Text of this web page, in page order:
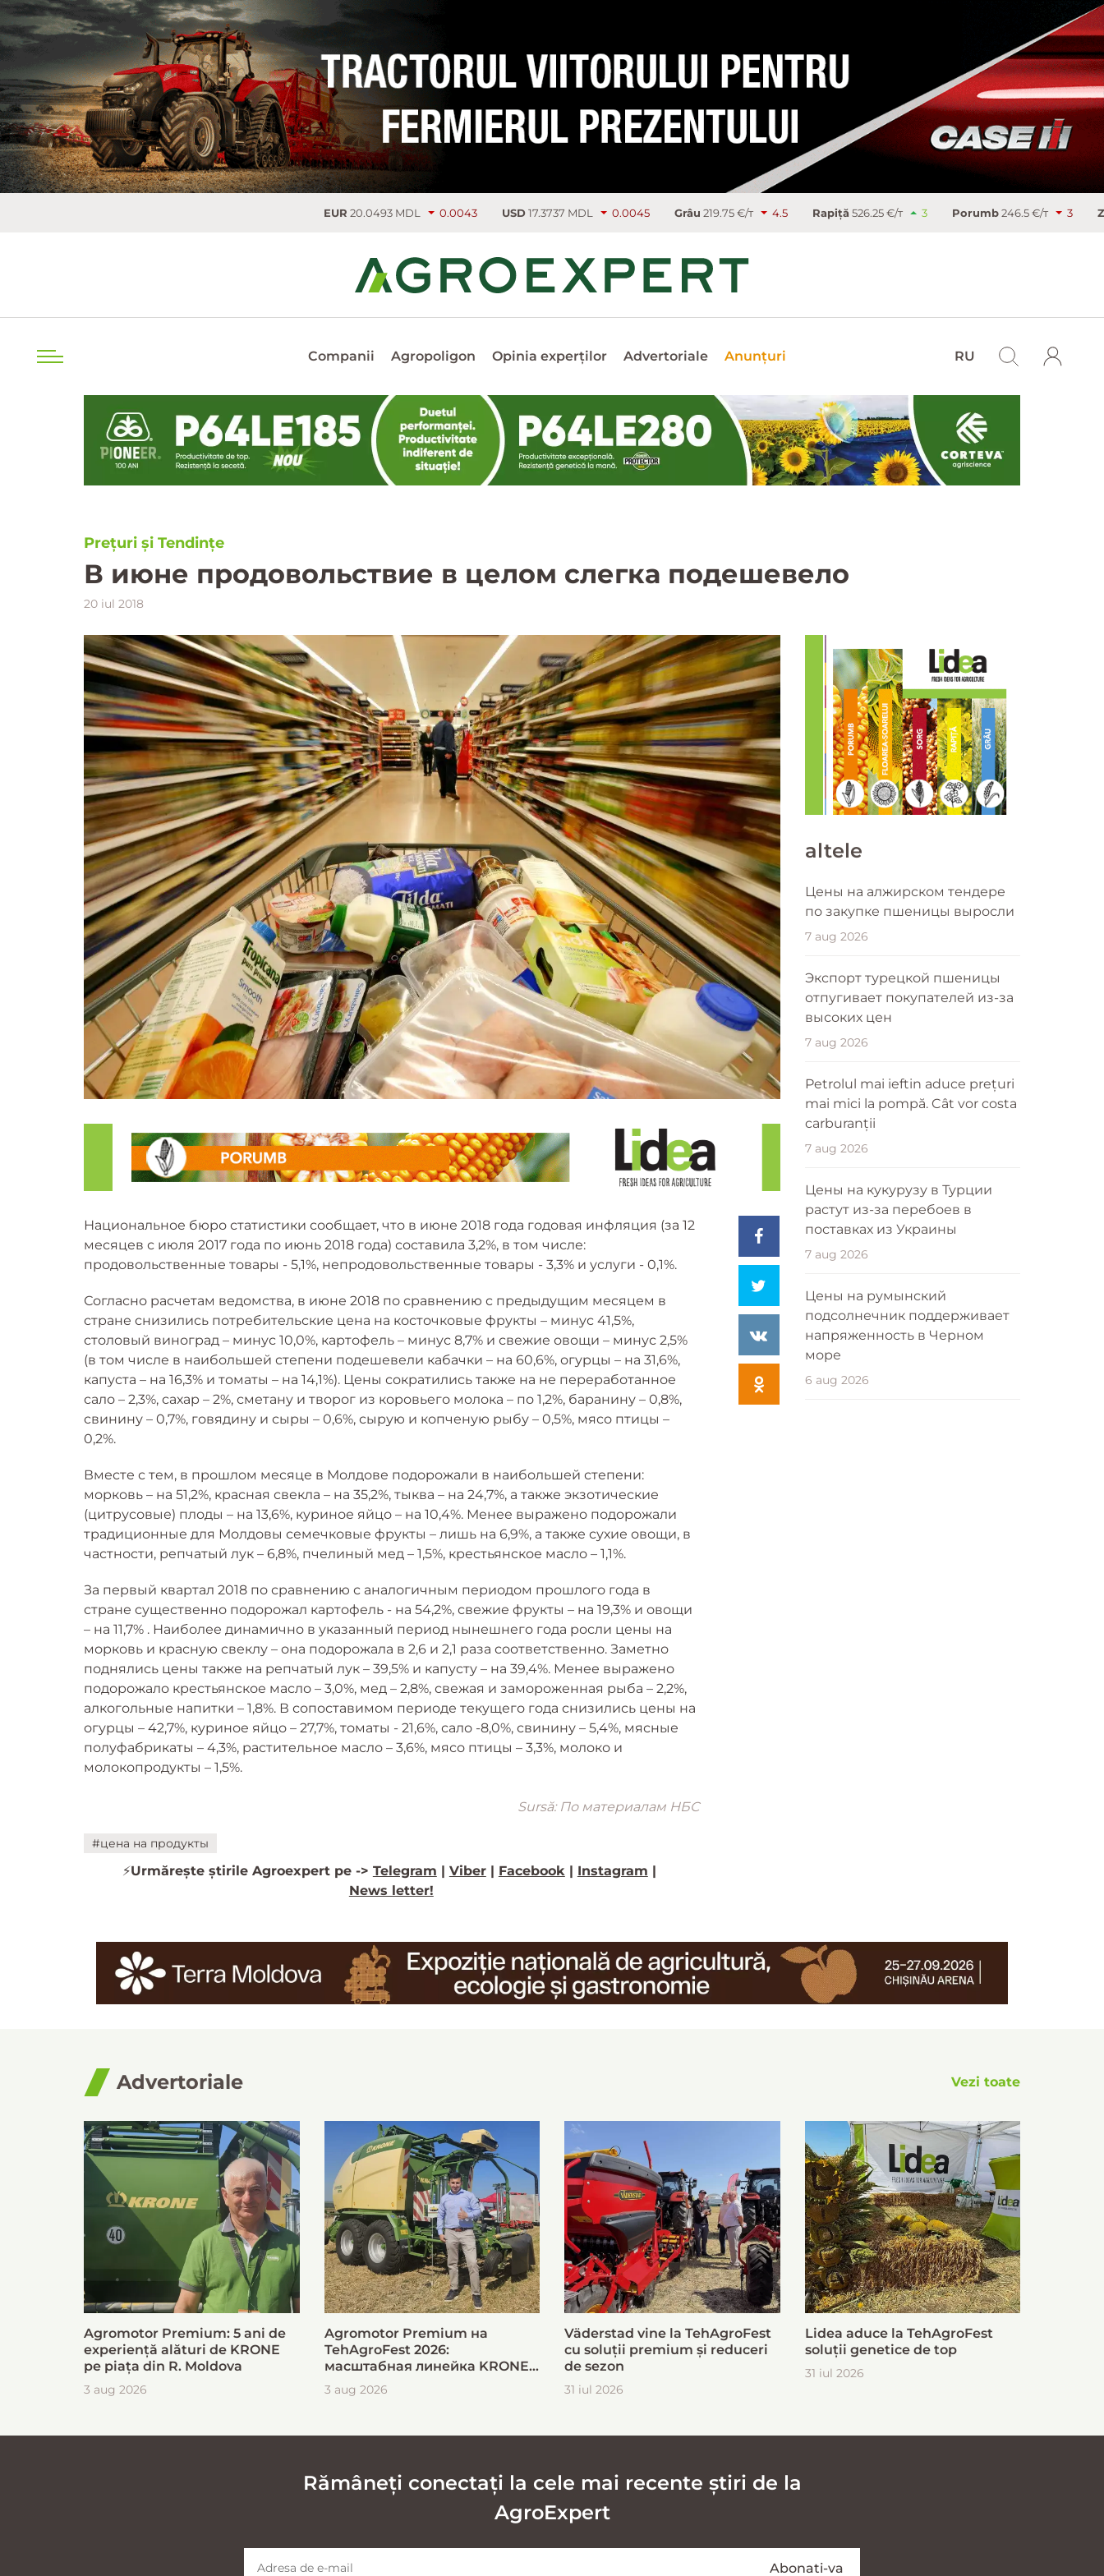
20.0493 MDL 0.0043 USD17.3737 MDL 0.0045 Grâu219.75 €/т 4.5 Rapiţă526.25 €/т 3 Porumb246.5 €/т 3 Zahăr486.9
Companii Agropoligon Opinia experților Advertoriale Anunțuri RU
Prețuri și Tendințe
В июне продовольствие в целом слегка подешевело
20 iul 2018
Национальное бюро статистики сообщает, что в июне 2018 года годовая инфляция (за 12
месяцев с июля 2017 года по июнь 2018 года) составила 3,2%, в том числе:
продовольственные товары - 5,1%, непродовольственные товары - 3,3% и услуги - 0,1%.
Согласно расчетам ведомства, в июне 2018 по сравнению с предыдущим месяцем в
стране снизились потребительские цена на косточковые фрукты – минус 41,5%,
столовый виноград – минус 10,0%, картофель – минус 8,7% и свежие овощи – минус 2,5%
(в том числе в наибольшей степени подешевели кабачки – на 60,6%, огурцы – на 31,6%,
капуста – на 16,3% и томаты – на 14,1%). Цены сократились также на не переработанное
сало – 2,3%, сахар – 2%, сметану и творог из коровьего молока – по 1,2%, баранину – 0,8%,
свинину – 0,7%, говядину и сыры – 0,6%, сырую и копченую рыбу – 0,5%, мясо птицы –
0,2%.
Вместе с тем, в прошлом месяце в Молдове подорожали в наибольшей степени:
морковь – на 51,2%, красная свекла – на 35,2%, тыква – на 24,7%, а также экзотические
(цитрусовые) плоды – на 13,6%, куриное яйцо – на 10,4%. Менее выражено подорожали
традиционные для Молдовы семечковые фрукты – лишь на 6,9%, а также сухие овощи, в
частности, репчатый лук – 6,8%, пчелиный мед – 1,5%, крестьянское масло – 1,1%.
За первый квартал 2018 по сравнению с аналогичным периодом прошлого года в
стране существенно подорожал картофель - на 54,2%, свежие фрукты – на 19,3% и овощи
– на 11,7% . Наиболее динамично в указанный период нынешнего года росли цены на
морковь и красную свеклу – она подорожала в 2,6 и 2,1 раза соответственно. Заметно
поднялись цены также на репчатый лук – 39,5% и капусту – на 39,4%. Менее выражено
подорожало крестьянское масло – 3,0%, мед – 2,8%, свежая и замороженная рыба – 2,2%,
алкогольные напитки – 1,8%. В сопоставимом периоде текущего года снизились цены на
огурцы – 42,7%, куриное яйцо – 27,7%, томаты - 21,6%, сало -8,0%, свинину – 5,4%, мясные
полуфабрикаты – 4,3%, растительное масло – 3,6%, мясо птицы – 3,3%, молоко и
молокопродукты – 1,5%.
Sursă: По материалам НБС
#цена на продукты
⚡️Urmărește știrile Agroexpert pe -> Telegram | Viber| Facebook | Instagram |
News letter!
altele
Цены на алжирском тендере
по закупке пшеницы выросли
7 aug 2026
Экспорт турецкой пшеницы
отпугивает покупателей из-за
высоких цен
7 aug 2026
Petrolul mai ieftin aduce prețuri
mai mici la pompă. Cât vor costa
carburanții
7 aug 2026
Цены на кукурузу в Турции
растут из-за перебоев в
поставках из Украины
7 aug 2026
Цены на румынский
подсолнечник поддерживает
напряженность в Черном
море
6 aug 2026
Advertoriale Vezi toate
Agromotor Premium: 5 ani de
experiență alături de KRONE
pe piața din R. Moldova
3 aug 2026
Agromotor Premium на
TehAgroFest 2026:
масштабная линейка KRONE
для быстрой и эффективной
заготовки кормов
3 aug 2026
Väderstad vine la TehAgroFest
cu soluții premium și reduceri
de sezon
31 iul 2026
Lidea aduce la TehAgroFest
soluții genetice de top
31 iul 2026
Rămâneți conectați la cele mai recente știri de la
AgroExpert